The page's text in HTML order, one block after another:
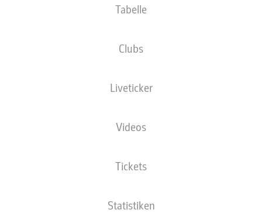
Tabelle
Clubs
Liveticker
Videos
Tickets
Statistiken